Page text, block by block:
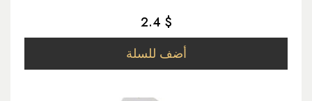
2.4 $
أضف للسلة